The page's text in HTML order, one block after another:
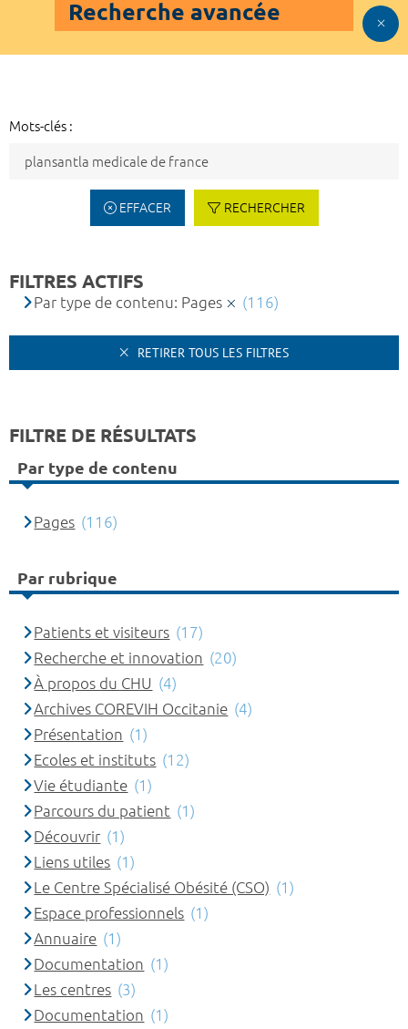
Recherche avancée
Mots-clés :
EFFACER RECHERCHER
FILTRES ACTIFS
Par type de contenu: Pages (116)
RETIRER TOUS LES FILTRES
FILTRE DE RÉSULTATS
Par type de contenu
Pages (116)
Par rubrique
Patients et visiteurs (17)
Recherche et innovation (20)
À propos du CHU (4)
Archives COREVIH Occitanie (4)
Présentation (1)
Ecoles et instituts (12)
Vie étudiante (1)
Parcours du patient (1)
Découvrir (1)
Liens utiles (1)
Le Centre Spécialisé Obésité (CSO) (1)
Espace professionnels (1)
Annuaire (1)
Documentation (1)
Les centres (3)
Documentation (1)